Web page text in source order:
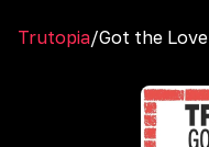
Trutopia/Got the Love